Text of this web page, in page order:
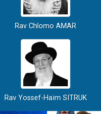
Rav Chlomo AMAR
Rav Yossef-Haïm SITRUK